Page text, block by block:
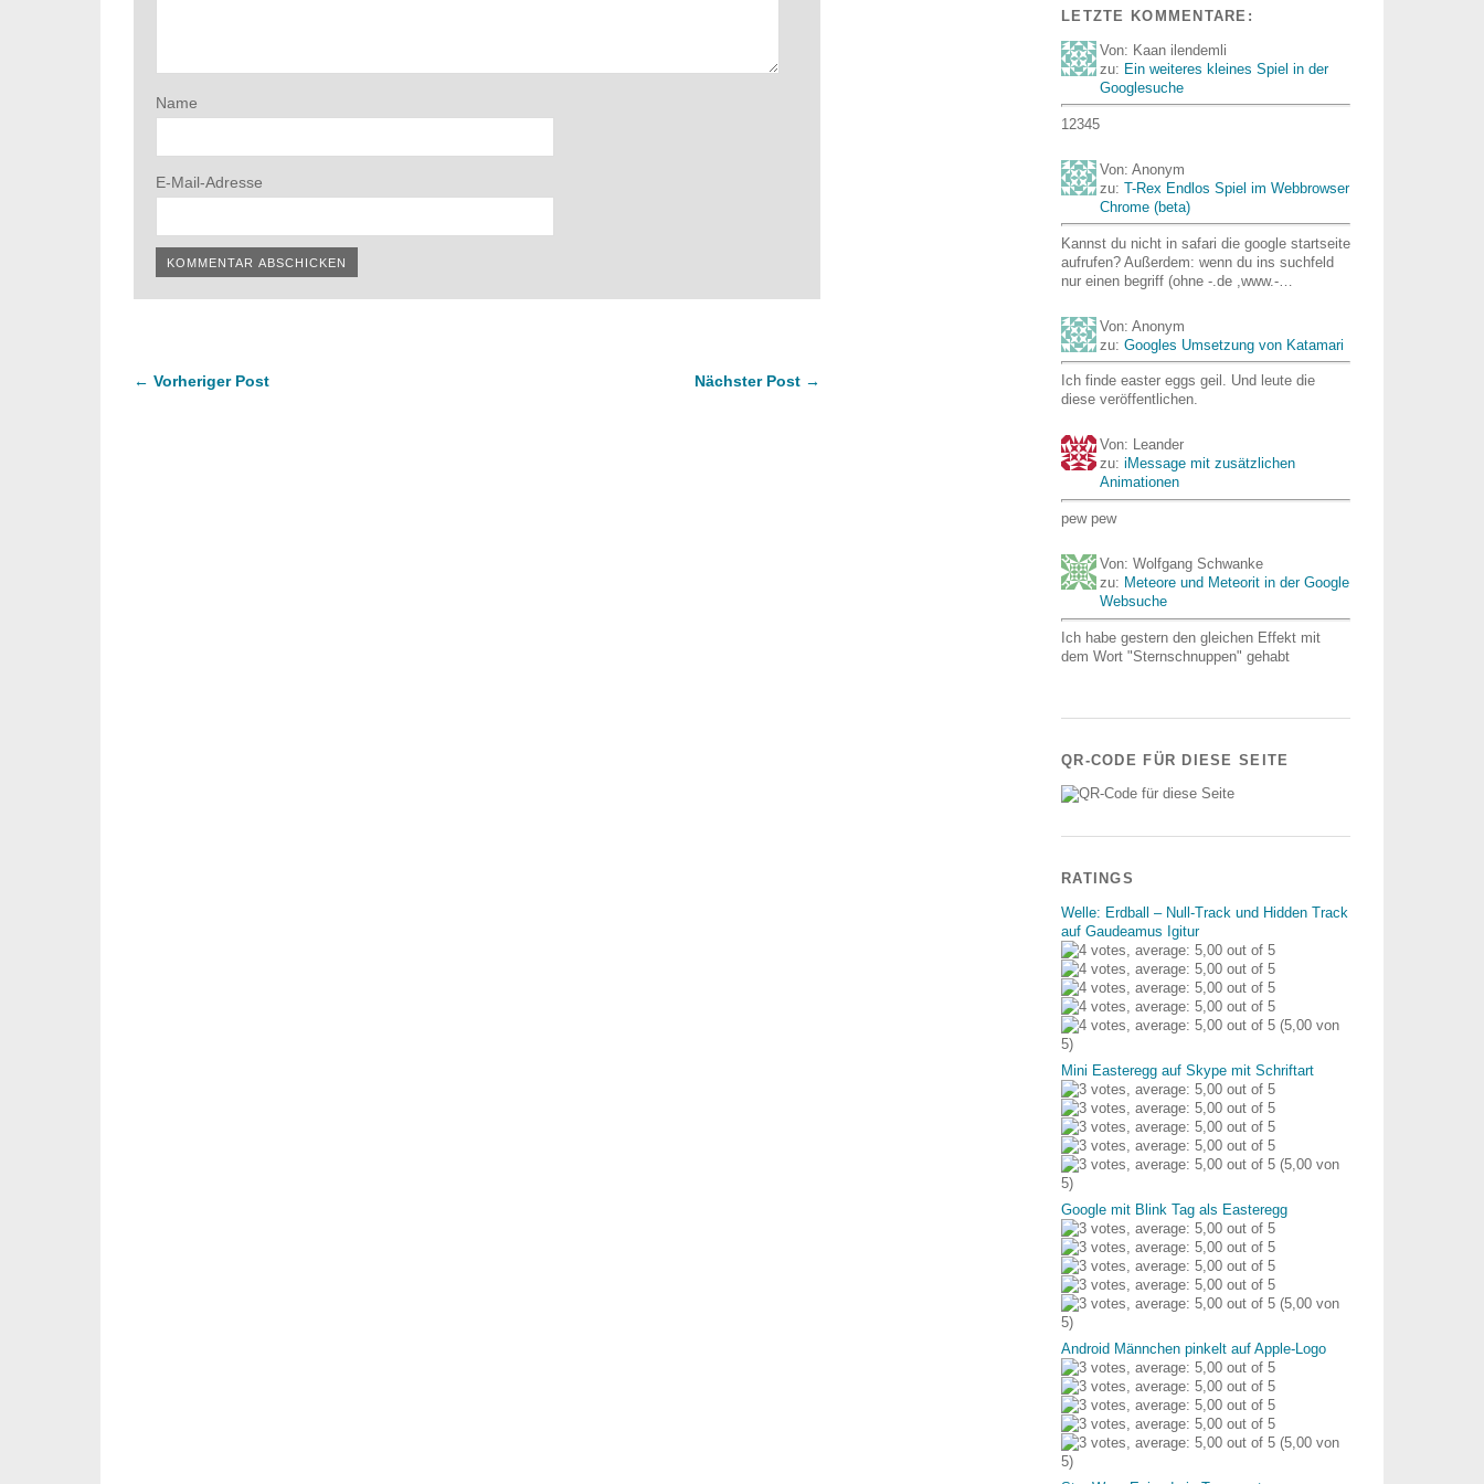
Name
E-Mail-Adresse
← Vorheriger Post Nächster Post →
LETZTE KOMMENTARE:
Von: Kaan ilendemli
zu: Ein weiteres kleines Spiel in der
Googlesuche
12345
Von: Anonym
zu: T-Rex Endlos Spiel im Webbrowser
Chrome (beta)
Kannst du nicht in safari die google startseite
aufrufen? Außerdem: wenn du ins suchfeld
nur einen begriff (ohne -.de ,www.-…
Von: Anonym
zu: Googles Umsetzung von Katamari
Ich finde easter eggs geil. Und leute die
diese veröffentlichen.
Von: Leander
zu: iMessage mit zusätzlichen
Animationen
pew pew
Von: Wolfgang Schwanke
zu: Meteore und Meteorit in der Google
Websuche
Ich habe gestern den gleichen Effekt mit
dem Wort "Sternschnuppen" gehabt
QR-CODE FÜR DIESE SEITE
RATINGS
Welle: Erdball – Null-Track und Hidden Track
auf Gaudeamus Igitur
(5,00 von
5)
Mini Easteregg auf Skype mit Schriftart
(5,00 von
5)
Google mit Blink Tag als Easteregg
(5,00 von
5)
Android Männchen pinkelt auf Apple-Logo
(5,00 von
5)